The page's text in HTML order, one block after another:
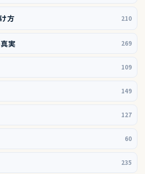
方 210
実 269
109
149
127
60
235